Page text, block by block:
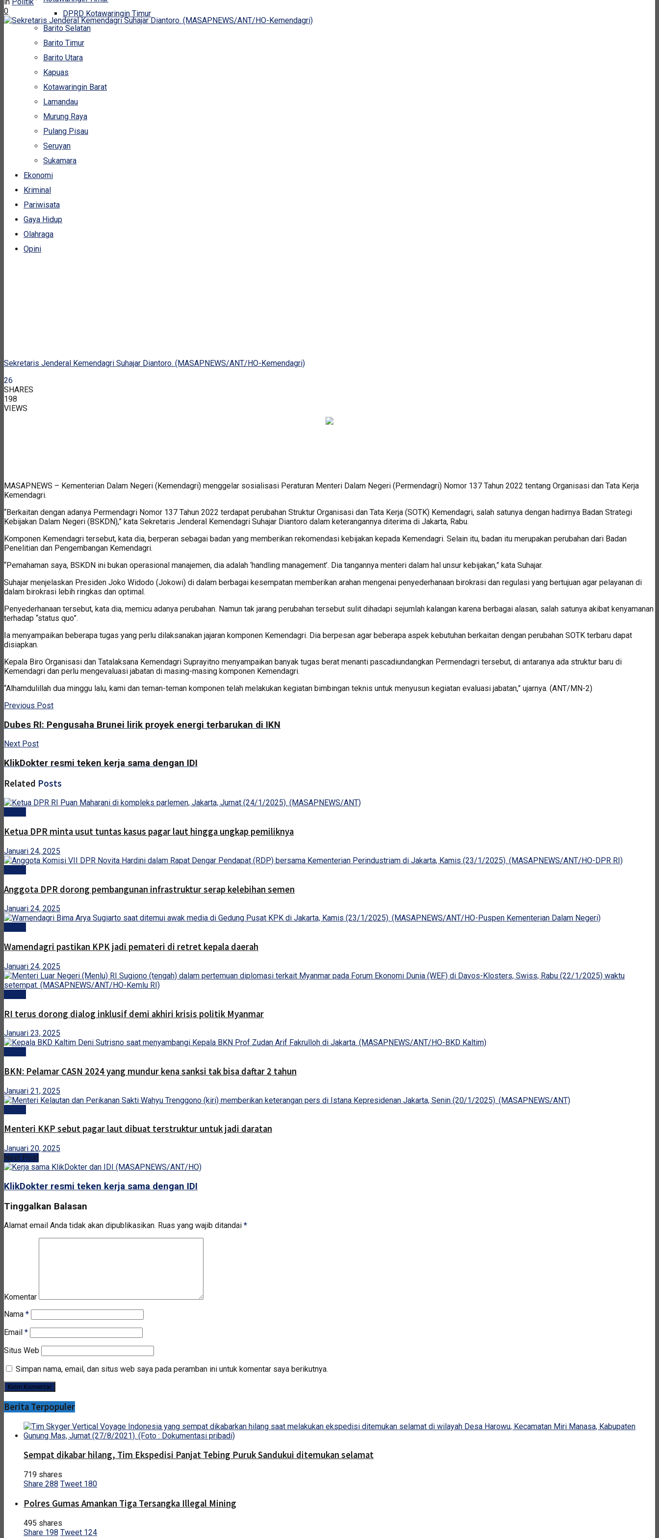
DPRD Kotawaringin Timur
Barito Selatan
Barito Timur
Barito Utara
Kapuas
Kotawaringin Barat
Lamandau
Murung Raya
Pulang Pisau
Seruyan
Sukamara
Ekonomi
Kriminal
Pariwisata
Gaya Hidup
Olahraga
Opini
0
Sekretaris Jenderal Kemendagri Suhajar Diantoro. (MASAPNEWS/ANT/HO-Kemendagri)
26
SHARES
198
VIEWS
MASAPNEWS – Kementerian Dalam Negeri (Kemendagri) menggelar sosialisasi Peraturan Menteri Dalam Negeri (Permendagri) Nomor 137 Tahun 2022 tentang Organisasi dan Tata Kerja
Kemendagri.
“Berkaitan dengan adanya Permendagri Nomor 137 Tahun 2022 terdapat perubahan Struktur Organisasi dan Tata Kerja (SOTK) Kemendagri, salah satunya dengan hadirnya Badan Strategi
Kebijakan Dalam Negeri (BSKDN),” kata Sekretaris Jenderal Kemendagri Suhajar Diantoro dalam keterangannya diterima di Jakarta, Rabu.
Komponen Kemendagri tersebut, kata dia, berperan sebagai badan yang memberikan rekomendasi kebijakan kepada Kemendagri. Selain itu, badan itu merupakan perubahan dari Badan
Penelitian dan Pengembangan Kemendagri.
“Pemahaman saya, BSKDN ini bukan operasional manajemen, dia adalah ‘handling management’. Dia tangannya menteri dalam hal unsur kebijakan,” kata Suhajar.
Suhajar menjelaskan Presiden Joko Widodo (Jokowi) di dalam berbagai kesempatan memberikan arahan mengenai penyederhanaan birokrasi dan regulasi yang bertujuan agar pelayanan di
dalam birokrasi lebih ringkas dan optimal.
Penyederhanaan tersebut, kata dia, memicu adanya perubahan. Namun tak jarang perubahan tersebut sulit dihadapi sejumlah kalangan karena berbagai alasan, salah satunya akibat kenyamanan
terhadap “status quo”.
Ia menyampaikan beberapa tugas yang perlu dilaksanakan jajaran komponen Kemendagri. Dia berpesan agar beberapa aspek kebutuhan berkaitan dengan perubahan SOTK terbaru dapat
disiapkan.
Kepala Biro Organisasi dan Tatalaksana Kemendagri Suprayitno menyampaikan banyak tugas berat menanti pascadiundangkan Permendagri tersebut, di antaranya ada struktur baru di
Kemendagri dan perlu mengevaluasi jabatan di masing-masing komponen Kemendagri.
“Alhamdulillah dua minggu lalu, kami dan teman-teman komponen telah melakukan kegiatan bimbingan teknis untuk menyusun kegiatan evaluasi jabatan,” ujarnya. (ANT/MN-2)
Previous Post
Dubes RI: Pengusaha Brunei lirik proyek energi terbarukan di IKN
Next Post
KlikDokter resmi teken kerja sama dengan IDI
Related Posts
Ketua DPR minta usut tuntas kasus pagar laut hingga ungkap pemiliknya
Januari 24, 2025
Anggota DPR dorong pembangunan infrastruktur serap kelebihan semen
Januari 24, 2025
Wamendagri pastikan KPK jadi pemateri di retret kepala daerah
Januari 24, 2025
RI terus dorong dialog inklusif demi akhiri krisis politik Myanmar
Januari 23, 2025
BKN: Pelamar CASN 2024 yang mundur kena sanksi tak bisa daftar 2 tahun
Januari 21, 2025
Menteri KKP sebut pagar laut dibuat terstruktur untuk jadi daratan
Januari 20, 2025
Next Post
KlikDokter resmi teken kerja sama dengan IDI
Tinggalkan Balasan
Alamat email Anda tidak akan dipublikasikan. Ruas yang wajib ditandai *
Komentar
Nama *
Email *
Situs Web
Simpan nama, email, dan situs web saya pada peramban ini untuk komentar saya berikutnya.
Berita Terpopuler
Sempat dikabar hilang, Tim Ekspedisi Panjat Tebing Puruk Sandukui ditemukan selamat
719 shares
Share 288 Tweet 180
Polres Gumas Amankan Tiga Tersangka Illegal Mining
495 shares
Share 198 Tweet 124